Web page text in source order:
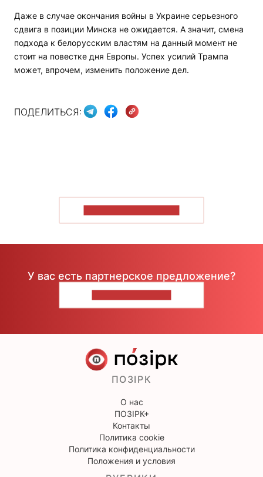
Даже в случае окончания войны в Украине серьезного
сдвига в позиции Минска не ожидается. А значит, смена
подхода к белорусским властям на данный момент не
стоит на повестке дня Европы. Успех усилий Трампа
может, впрочем, изменить положение дел.
ПОДЕЛИТЬСЯ:
У вас есть партнерское предложение?
ПОЗІРК
О нас
ПОЗІРК+
Контакты
Политика cookie
Политика конфиденциальности
Положения и условия